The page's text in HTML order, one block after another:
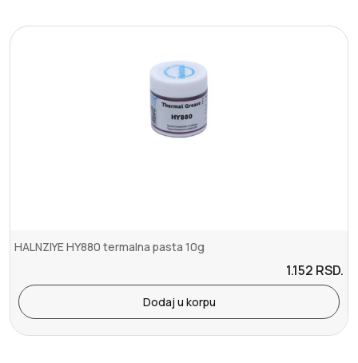
HALNZIYE HY880 termalna pasta 10g
1.152 RSD.
Dodaj u korpu